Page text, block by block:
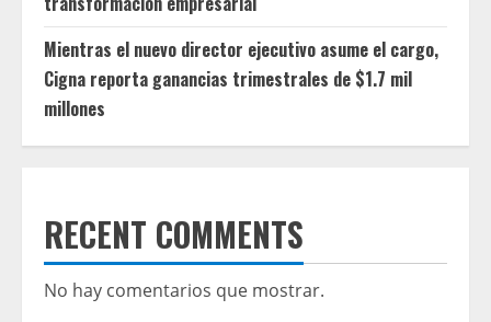
Mientras el nuevo director ejecutivo asume el cargo,
Cigna reporta ganancias trimestrales de $1.7 mil
millones
RECENT COMMENTS
No hay comentarios que mostrar.